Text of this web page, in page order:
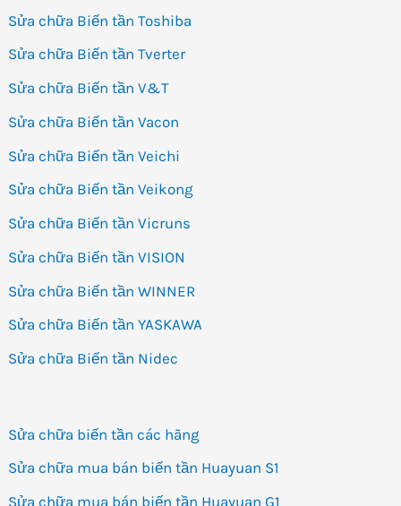
Sửa chữa Biến tần Toshiba
Sửa chữa Biến tần Tverter
Sửa chữa Biến tần V&T
Sửa chữa Biến tần Vacon
Sửa chữa Biến tần Veichi
Sửa chữa Biến tần Veikong
Sửa chữa Biến tần Vicruns
Sửa chữa Biến tần VISION
Sửa chữa Biến tần WINNER
Sửa chữa Biến tần YASKAWA
Sửa chữa Biến tần Nidec
Sửa chữa biến tần các hãng
Sửa chữa mua bán biến tần Huayuan S1
Sửa chữa mua bán biến tần Huayuan G1